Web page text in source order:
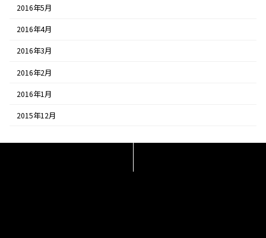
2016年5月
2016年4月
2016年3月
2016年2月
2016年1月
2015年12月